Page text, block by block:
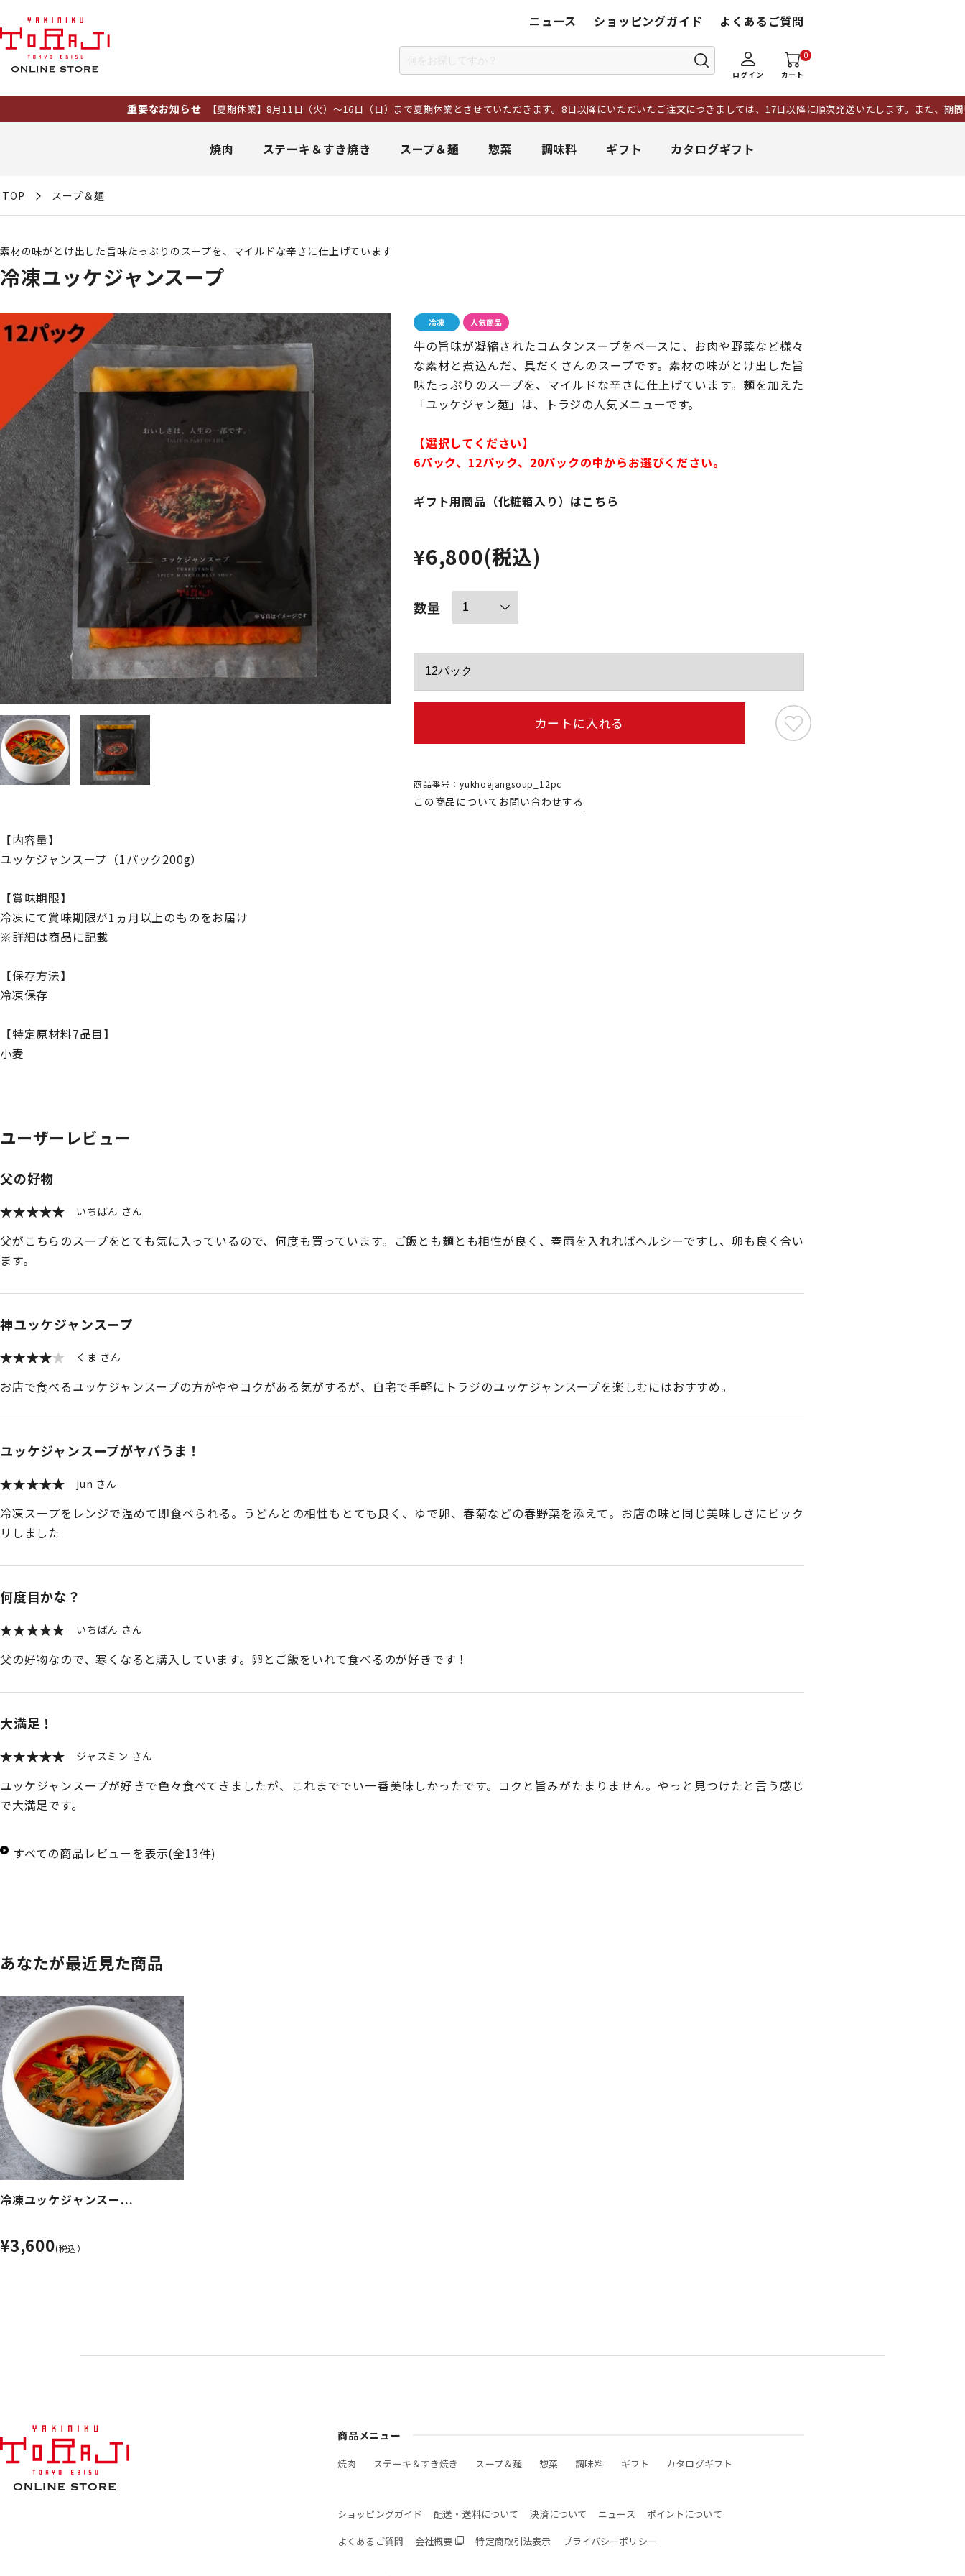
ニュース ショッピングガイド よくあるご質問
ログイン
0
カート
重要なお知らせ 【夏期休業】8月11日（火）～16日（日）まで夏期休業とさせていただきます。8日以降にいただいたご注文につきましては、17日以降に順次発送いたします。また、期間中にいただ
焼肉 ステーキ＆すき焼き スープ＆麺 惣菜 調味料 ギフト カタログギフト
TOP スープ＆麺
素材の味がとけ出した旨味たっぷりのスープを、マイルドな辛さに仕上げています
冷凍ユッケジャンスープ
牛の旨味が凝縮されたコムタンスープをベースに、お肉や野菜など様々
な素材と煮込んだ、具だくさんのスープです。素材の味がとけ出した旨
味たっぷりのスープを、マイルドな辛さに仕上げています。麺を加えた
「ユッケジャン麺」は、トラジの人気メニューです。
【選択してください】
6パック、12パック、20パックの中からお選びください。
ギフト用商品（化粧箱入り）はこちら
¥6,800(税込)
数量
カートに入れる
商品番号：yukhoejangsoup_12pc
この商品についてお問い合わせする
【内容量】
ユッケジャンスープ（1パック200g）
【賞味期限】
冷凍にて賞味期限が1ヵ月以上のものをお届け
※詳細は商品に記載
【保存方法】
冷凍保存
【特定原材料7品目】
小麦
ユーザーレビュー
父の好物
いちばん
父がこちらのスープをとても気に入っているので、何度も買っています。ご飯とも麺とも相性が良く、春雨を入れればヘルシーですし、卵も良く合い
ます。
神ユッケジャンスープ
くま
お店で食べるユッケジャンスープの方がややコクがある気がするが、自宅で手軽にトラジのユッケジャンスープを楽しむにはおすすめ。
ユッケジャンスープがヤバうま！
jun
冷凍スープをレンジで温めて即食べられる。うどんとの相性もとても良く、ゆで卵、春菊などの春野菜を添えて。お店の味と同じ美味しさにビック
リしました
何度目かな？
いちばん
父の好物なので、寒くなると購入しています。卵とご飯をいれて食べるのが好きです！
大満足！
ジャスミン
ユッケジャンスープが好きで色々食べてきましたが、これまででい一番美味しかったです。コクと旨みがたまりません。やっと見つけたと言う感じ
で大満足です。
すべての商品レビューを表示(全13件)
あなたが最近見た商品
冷凍ユッケジャンスー...
¥3,600(税込）
商品メニュー
焼肉 ステーキ＆すき焼き スープ＆麺 惣菜 調味料 ギフト カタログギフト
ショッピングガイド 配送・送料について 決済について ニュース
ポイントについて
よくあるご質問
会社概要 特定商取引法表示 プライバシーポリシー